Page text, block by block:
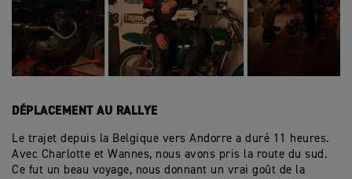
DÉPLACEMENT AU RALLYE
Le trajet depuis la Belgique vers Andorre a duré 11 heures.
Avec Charlotte et Wannes, nous avons pris la route du sud.
Ce fut un beau voyage, nous donnant un vrai goût de la